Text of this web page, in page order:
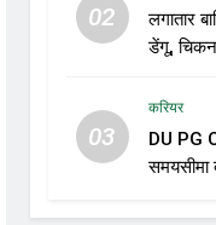
02
लगातार
डेंगू,
निर्देश
03
करियर
DU PG